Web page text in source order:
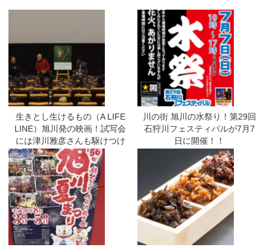
生きとし生けるもの（A LIFE
LINE）旭川発の映画！試写会
には津川雅彦さんも駆けつけ
ました！！
川の街 旭川の水祭り！第29回
石狩川フェスティバルが7月7
日に開催！！